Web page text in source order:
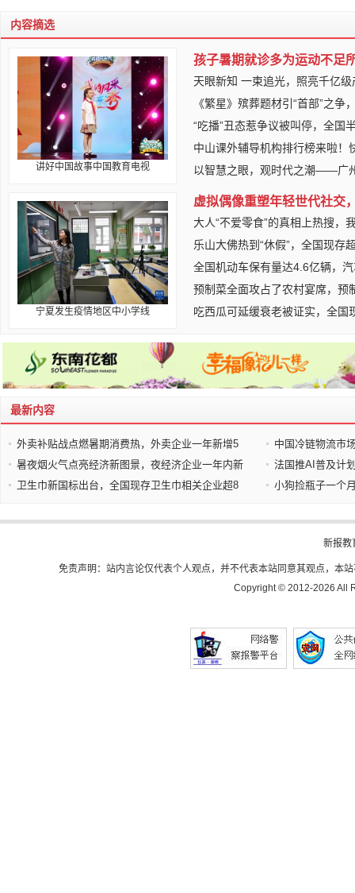
内容摘选
讲好中国故事中国教育电视
宁夏发生疫情地区中小学线
孩子暑期就诊多为运动不足
天眼新知 一束追光，照亮千亿
《繁星》殡葬题材引“首部”之争
“吃播”丑态惹争议被叫停，全国
中山课外辅导机构排行榜来啦！
以智慧之眼，观时代之潮——广
虚拟偶像重塑年轻世代社交
大人“不爱零食”的真相上热搜，
乐山大佛热到“休假”，全国现存
全国机动车保有量达4.6亿辆，
预制菜全面攻占了农村宴席，预
吃西瓜可延缓衰老被证实，全国
最新内容
外卖补贴战点燃暑期消费热，外卖企业一年新增5
中国冷链物流市
暑夜烟火气点亮经济新图景，夜经济企业一年内新
法国推AI普及计
卫生巾新国标出台，全国现存卫生巾相关企业超8
小狗捡瓶子一个
新报教
免责声明：站内言论仅代表个人观点，并不代表本站同意其观点，本
Copyright © 2012-2026 All